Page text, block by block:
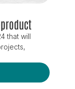
that will